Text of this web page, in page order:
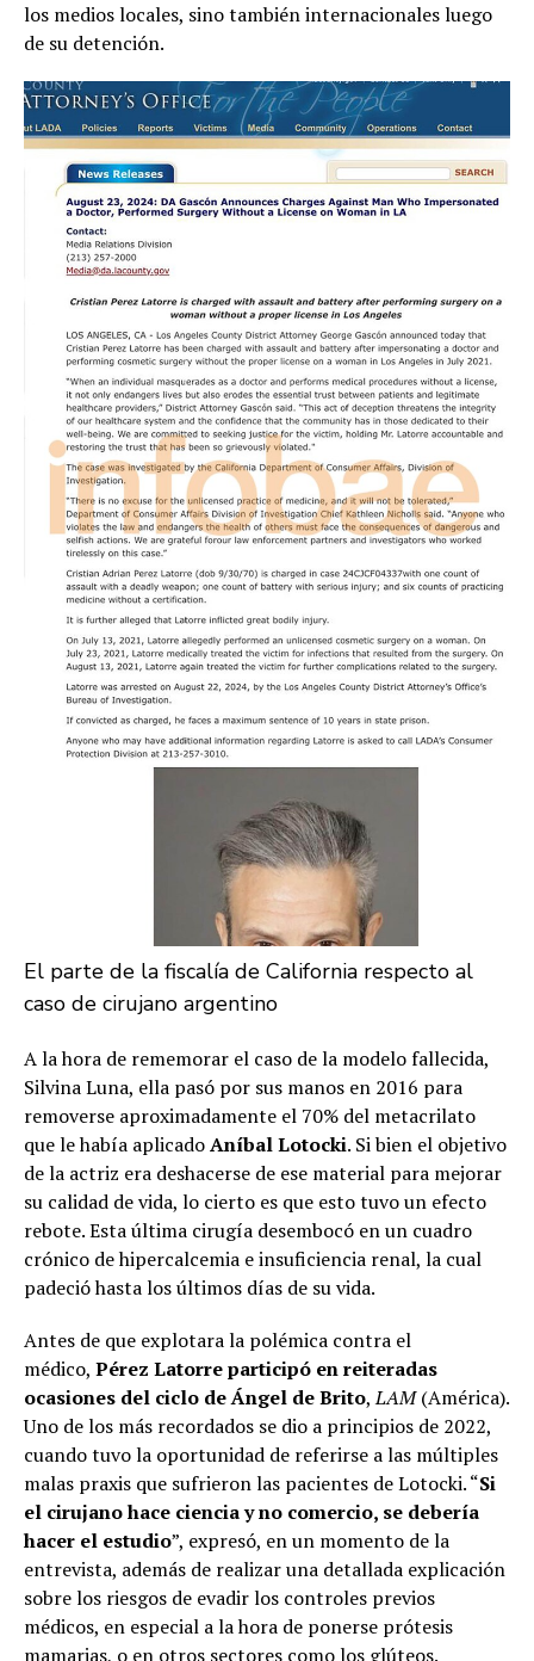
los medios locales, sino también internacionales luego
de su detención.
El parte de la fiscalía de California respecto al
caso de cirujano argentino
A la hora de rememorar el caso de la modelo fallecida,
Silvina Luna, ella pasó por sus manos en 2016 para
removerse aproximadamente el 70% del metacrilato
que le había aplicadoAníbal Lotocki. Si bien el objetivo
de la actriz era deshacerse de ese material para mejorar
su calidad de vida, lo cierto es que esto tuvo un efecto
rebote. Esta última cirugía desembocó en un cuadro
crónico de hipercalcemia e insuficiencia renal, la cual
padeció hasta los últimos días de su vida.
Antes de que explotara la polémica contra el
médico, Pérez Latorre participó en reiteradas
ocasiones del ciclo deÁngel de Brito,LAM(América).
Uno de los más recordados se dio a principios de 2022,
cuando tuvo la oportunidad de referirse a las múltiples
malas praxis que sufrieron las pacientes de Lotocki. “Si
el cirujano hace ciencia y no comercio, se debería
hacer el estudio”, expresó, en un momento de la
entrevista, además de realizar una detallada explicación
sobre los riesgos de evadir los controles previos
médicos, en especial a la hora de ponerse prótesis
mamarias, o en otros sectores como los glúteos.